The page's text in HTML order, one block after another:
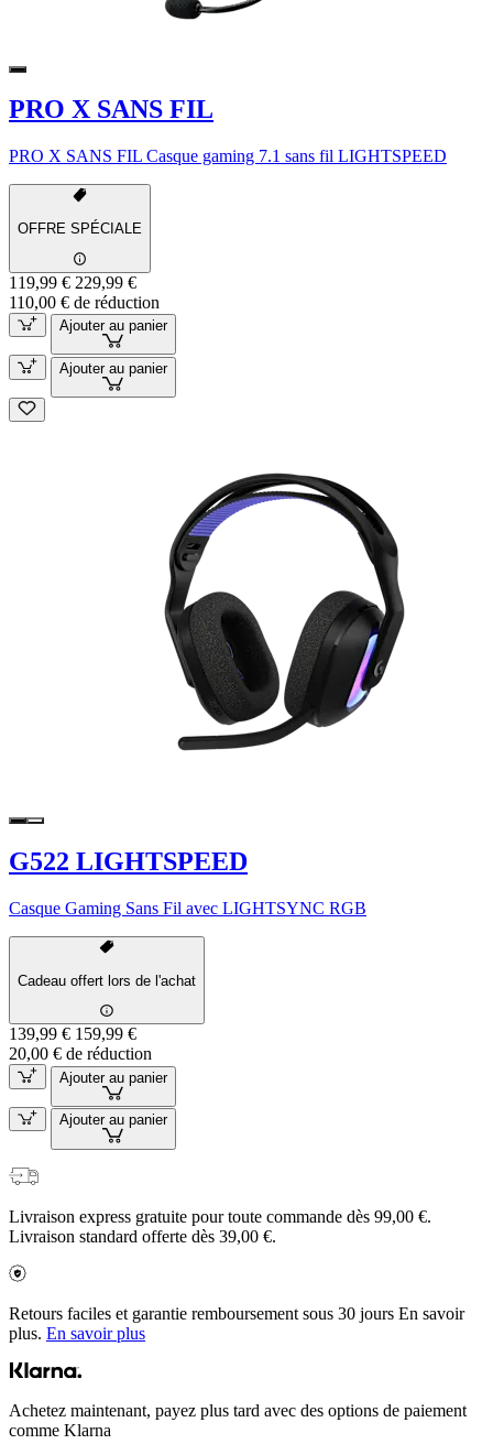
PRO X SANS FIL
PRO X SANS FIL Casque gaming 7.1 sans fil LIGHTSPEED
OFFRE SPÉCIALE
119,99 € 229,99 €
110,00 € de réduction
Ajouter au panier
Ajouter au panier
G522 LIGHTSPEED
Casque Gaming Sans Fil avec LIGHTSYNC RGB
Cadeau offert lors de l'achat
139,99 € 159,99 €
20,00 € de réduction
Ajouter au panier
Ajouter au panier
Livraison express gratuite pour toute commande dès 99,00 €.
Livraison standard offerte dès 39,00 €.
Retours faciles et garantie remboursement sous 30 jours En savoir
plus. En savoir plus
Achetez maintenant, payez plus tard avec des options de paiement
comme Klarna